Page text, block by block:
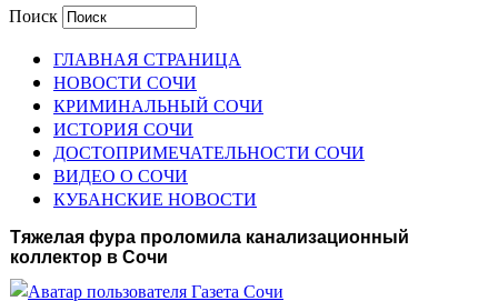
Поиск
ГЛАВНАЯ СТРАНИЦА
НОВОСТИ СОЧИ
КРИМИНАЛЬНЫЙ СОЧИ
ИСТОРИЯ СОЧИ
ДОСТОПРИМЕЧАТЕЛЬНОСТИ СОЧИ
ВИДЕО О СОЧИ
КУБАНСКИЕ НОВОСТИ
Тяжелая фура проломила канализационный
коллектор в Сочи